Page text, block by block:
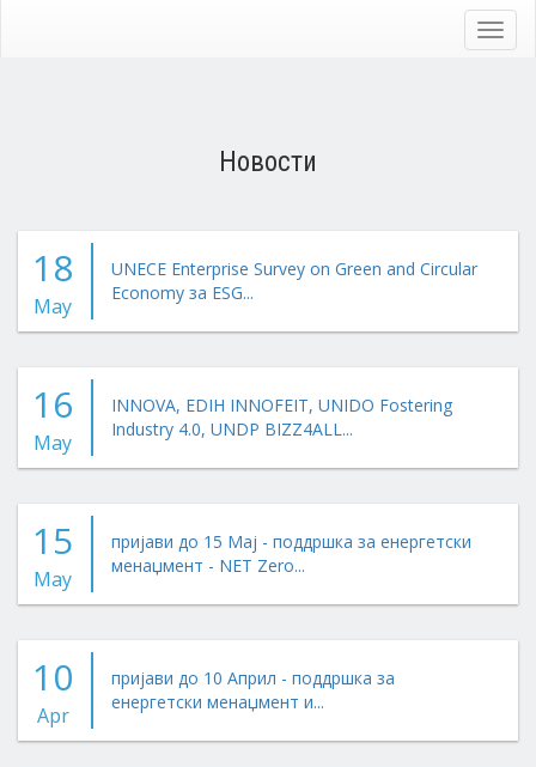
Новости
18
May
UNECE Enterprise Survey on Green and Circular
Economy за ESG...
16
May
INNOVA, EDIH INNOFEIT, UNIDO Fostering
Industry 4.0, UNDP BIZZ4ALL...
15
May
пријави до 15 Мај - поддршка за енергетски
менаџмент - NET Zero...
10
Apr
пријави до 10 Април - поддршка за
енергетски менаџмент и...